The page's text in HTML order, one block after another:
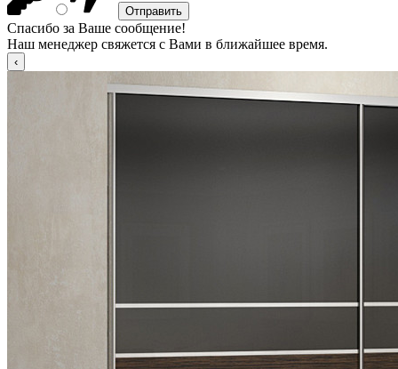
Спасибо за Ваше сообщение!
Наш менеджер свяжется с Вами в ближайшее время.